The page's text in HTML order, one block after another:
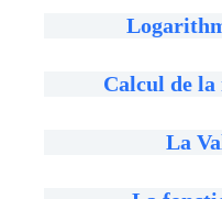
Calcul de la
La